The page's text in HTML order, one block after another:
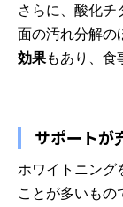
さらに、酸化チ
面の汚れ分解の
効果もあり、食
サポートが
ホワイトニング
ことが多いもの